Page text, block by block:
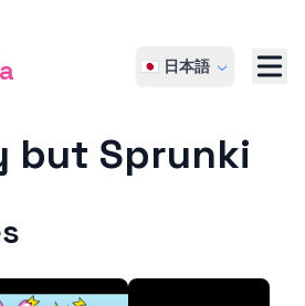
🇯🇵 日本語
but Sprunki